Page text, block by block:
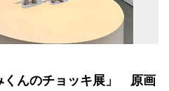
くんのチョッキ展」 原画